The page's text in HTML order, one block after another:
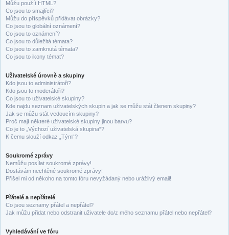
Můžu použít HTML?
Co jsou to smajlíci?
Můžu do příspěvků přidávat obrázky?
Co jsou to globální oznámení?
Co jsou to oznámení?
Co jsou to důležitá témata?
Co jsou to zamknutá témata?
Co jsou to ikony témat?
Uživatelské úrovně a skupiny
Kdo jsou to administrátoři?
Kdo jsou to moderátoři?
Co jsou to uživatelské skupiny?
Kde najdu seznam uživatelských skupin a jak se můžu stát členem skupiny?
Jak se můžu stát vedoucím skupiny?
Proč mají některé uživatelské skupiny jinou barvu?
Co je to „Výchozí uživatelská skupina“?
K čemu slouží odkaz „Tým“?
Soukromé zprávy
Nemůžu posílat soukromé zprávy!
Dostávám nechtěné soukromé zprávy!
Přišel mi od někoho na tomto fóru nevyžádaný nebo urážlivý email!
Přátelé a nepřátelé
Co jsou seznamy přátel a nepřátel?
Jak můžu přidat nebo odstranit uživatele do/z mého seznamu přátel nebo nepřátel?
Vyhledávání ve fóru